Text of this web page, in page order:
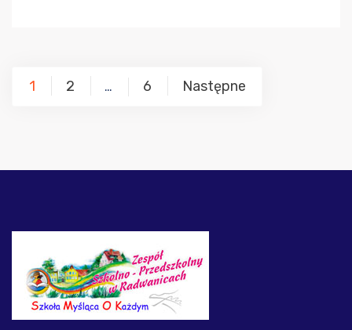
Stronicowanie
1 2 … 6 Następne